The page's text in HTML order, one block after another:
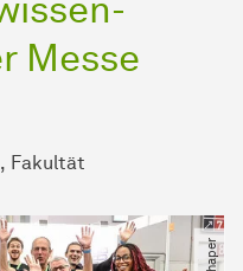
Messe
Fakultät